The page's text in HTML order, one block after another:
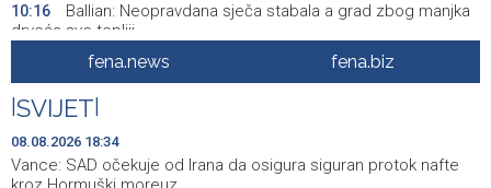
10:16
Ballian: Neopravdana sječa stabala a grad zbog manjka
drveća sve topliji
FBiH nema objedinjene podatke o povučenom i
uništenom mesu, prekršaji utvrđeni u 40 kontrola
10:03
Marija Šerifović pred više hiljada posjetitelja na Piroti
zatvorila 'Dane dijaspore 2026' u Travniku
fena.news fena.biz
SVIJET
08.08.2026 18:34
Vance: SAD očekuje od Irana da osigura siguran protok nafte